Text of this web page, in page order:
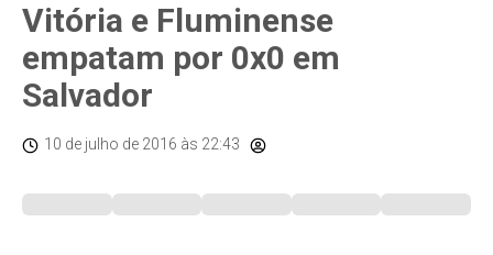
Vitória e Fluminense
empatam por 0x0 em
Salvador
10 de julho de 2016 às 22:43